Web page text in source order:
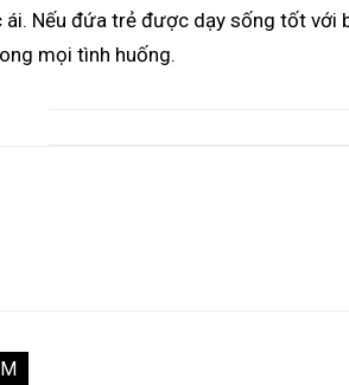
Nếu đứa trẻ được dạy sống tốt với
mọi tình huống.